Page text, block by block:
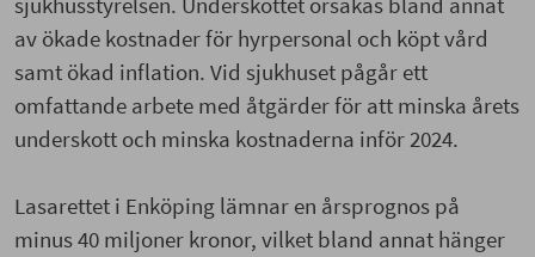
av ökade kostnader för hyrpersonal och köpt vård
samt ökad inflation. Vid sjukhuset pågår ett
omfattande arbete med åtgärder för att minska årets
underskott och minska kostnaderna inför 2024.
Lasarettet i Enköping lämnar en årsprognos på
minus 40 miljoner kronor, vilket bland annat hänger